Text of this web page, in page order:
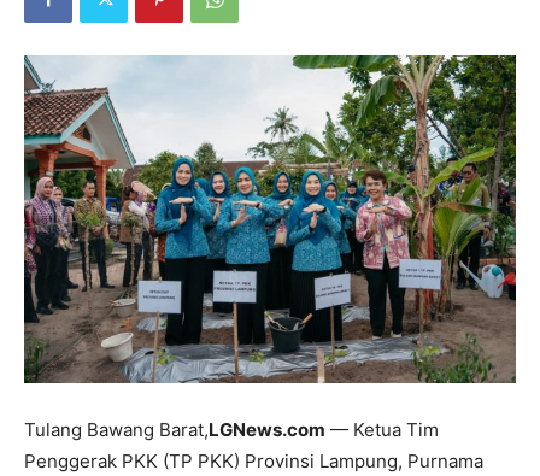
Tulang Bawang Barat,LGNews.com — Ketua Tim
Penggerak PKK (TP PKK) Provinsi Lampung, Purnama